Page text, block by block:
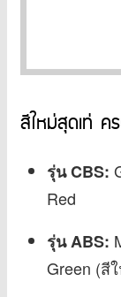
สีใหม่สุดเท่ ค
รุ่น CBS:
Red
รุ่น ABS:
Green (สี